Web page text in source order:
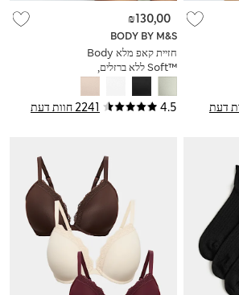
4.5 2241 חוות דעת
BODY BY M&S
חזיית קאפ מלא Body
Soft™‎ ללא ברזלים,
במידות A-E
₪130,00